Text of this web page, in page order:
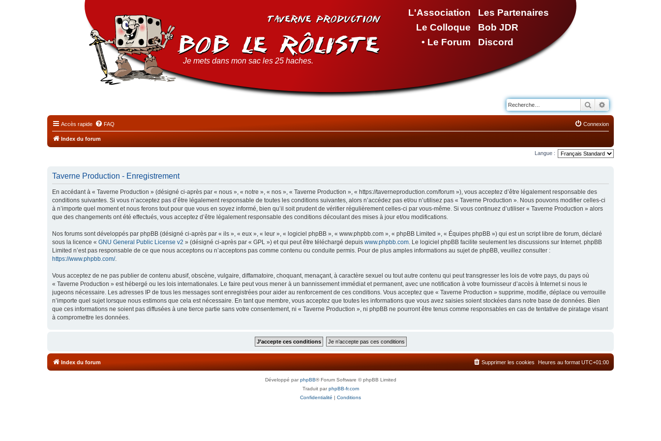
L'Association
Le Colloque
• Le Forum
Les Partenaires
Bob JDR
Discord
Je mets dans mon sac les 25 haches.
Rechercher
Accès rapide FAQ Connexion
Index du forum
Langue :
Taverne Production - Enregistrement
En accédant à « Taverne Production » (désigné ci-après par « nous », « notre », « nos », « Taverne Production », « https://taverneproduction.com/forum »), vous acceptez d’être légalement responsable des
conditions suivantes. Si vous n’acceptez pas d’être légalement responsable de toutes les conditions suivantes, alors n’accédez pas et/ou n’utilisez pas « Taverne Production ». Nous pouvons modifier celles-ci
à n’importe quel moment et nous ferons tout pour que vous en soyez informé, bien qu’il soit prudent de vérifier régulièrement celles-ci par vous-même. Si vous continuez d’utiliser « Taverne Production » alors
que des changements ont été effectués, vous acceptez d’être légalement responsable des conditions découlant des mises à jour et/ou modifications.
Nos forums sont développés par phpBB (désigné ci-après par « ils », « eux », « leur », « logiciel phpBB », « www.phpbb.com », « phpBB Limited », « Équipes phpBB ») qui est un script libre de forum, déclaré
sous la licence « GNU General Public License v2 » (désigné ci-après par « GPL ») et qui peut être téléchargé depuis www.phpbb.com . Le logiciel phpBB facilite seulement les discussions sur Internet. phpBB
Limited n’est pas responsable de ce que nous acceptons ou n’acceptons pas comme contenu ou conduite permis. Pour de plus amples informations au sujet de phpBB, veuillez consulter :
https://www.phpbb.com/.
Vous acceptez de ne pas publier de contenu abusif, obscène, vulgaire, diffamatoire, choquant, menaçant, à caractère sexuel ou tout autre contenu qui peut transgresser les lois de votre pays, du pays où
« Taverne Production » est hébergé ou les lois internationales. Le faire peut vous mener à un bannissement immédiat et permanent, avec une notification à votre fournisseur d’accès à Internet si nous le
jugeons nécessaire. Les adresses IP de tous les messages sont enregistrées pour aider au renforcement de ces conditions. Vous acceptez que « Taverne Production » supprime, modifie, déplace ou verrouille
n’importe quel sujet lorsque nous estimons que cela est nécessaire. En tant que membre, vous acceptez que toutes les informations que vous avez saisies soient stockées dans notre base de données. Bien
que ces informations ne soient pas diffusées à une tierce partie sans votre consentement, ni « Taverne Production », ni phpBB ne pourront être tenus comme responsables en cas de tentative de piratage visant
à compromettre les données.
Index du forum Heures au format UTC+01:00
Supprimer les cookies
Développé parphpBB® Forum Software © phpBB Limited
Traduit parphpBB-fr.com
Confidentialité | Conditions